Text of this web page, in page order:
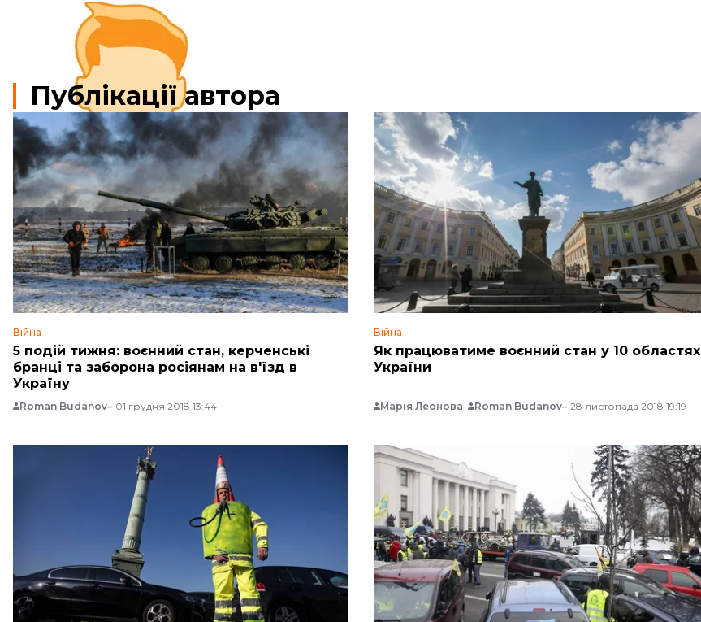
Публікації автора
Війна
5 подій тижня: воєнний стан, керченські
бранці та заборона росіянам на в'їзд в
Україну
Roman Budanov 01 грудня 2018 13:44
Війна
Як працюватиме воєнний стан у 10 областях
України
Марія Леонова Roman Budanov 28 листопада 2018 19:19